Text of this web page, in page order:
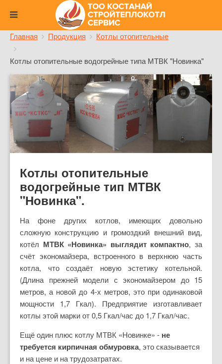
Главная Продукция Котлы отопительные
Котлы отопительные водогрейные типа МТВК "Новинка"
Котлы отопительные
водогрейные тип МТВК
"Новинка".
На фоне других котлов, имеющих довольно
сложную конструкцию и громоздкий внешний вид,
котёл МТВК «Новинка» выглядит компактно, за
счёт экономайзера, встроенного в верхнюю часть
котла, что создаёт новую эстетику котельной.
(Длина прежней модели с экономайзером до 15
метров, а новой до 4-х метров, это при одинаковой
мощности 1,7 Гкал). Предприятие изготавливает
котлы этой марки от 0,5 Гкал/час до 1,7 Гкал/час.
Ещё один плюс котлу МТВК «Новинке» - не
требуется кирпичная обмуровка, это сказывается
и на цене и на трудозатратах.